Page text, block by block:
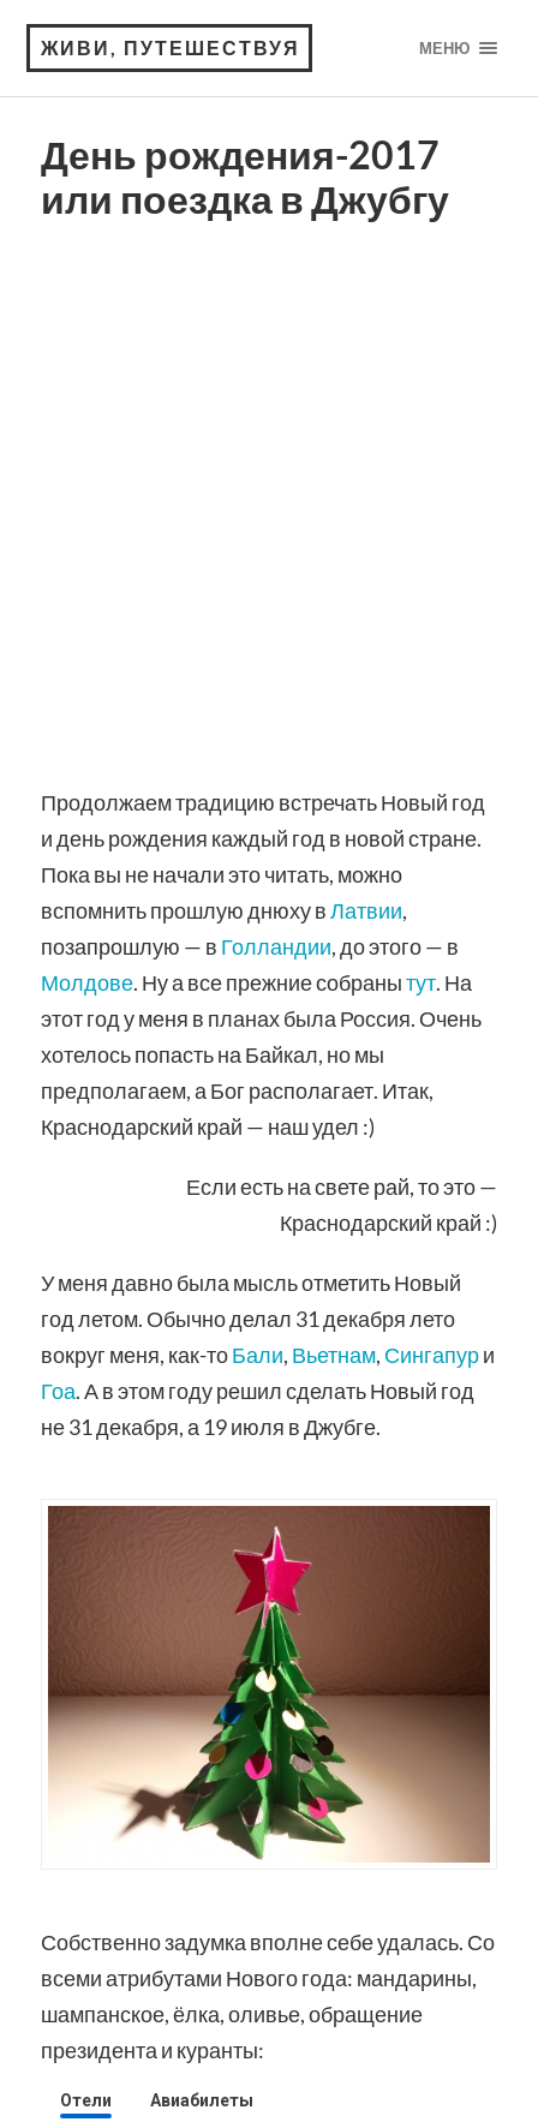
ЖИВИ, ПУТЕШЕСТВУЯ МЕНЮ
День рождения-2017
или поездка в Джубгу
Продолжаем традицию встречать Новый год
и день рождения каждый год в новой стране.
Пока вы не начали это читать, можно
вспомнить прошлую днюху вЛатвии,
позапрошлую — в Голландии, до этого — в
Молдове. Ну а все прежние собранытут. На
этот год у меня в планах была Россия. Очень
хотелось попасть на Байкал, но мы
предполагаем, а Бог располагает. Итак,
Краснодарский край — наш удел :)
Если есть на свете рай, то это —
Краснодарский край :)
У меня давно была мысль отметить Новый
год летом. Обычно делал 31 декабря лето
вокруг меня, как-тоБали, Вьетнам, Сингапури
Гоа. А в этом году решил сделать Новый год
не 31 декабря, а 19 июля в Джубге.
Собственно задумка вполне себе удалась. Со
всеми атрибутами Нового года: мандарины,
шампанское, ёлка, оливье, обращение
президента и куранты: